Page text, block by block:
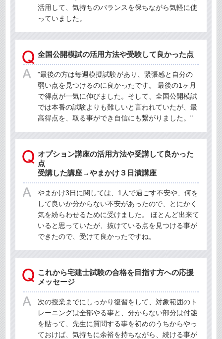
活用して、気持ちのバランスを保ちながら気軽に使
っていました。
全国公開模試の活用方法や受験して良かった点
"最後の方は毎週模擬試験があり、緊張感と自分の
弱い点を見つけるのに良かったです。 最後の1ヶ月
で得点が一気に伸びました。そして、全国公開模試
では本番の試験よりも難しいと言われていたが、最
高得点を、取る事ができ自信にも繋がりました。"
オプション講座の活用方法や受講して良かった
点
受講した講座→やまかけ３日漬講座
やまかけ3日に関しては、1人で過ごす不安や、何を
して良いか分からない不安があったので、とにかく
気を紛らわせるために受けました。 ほとんど出来て
いると思っていたが、抜けている点を見つける事が
できたので、受けて良かったですね。
これから宅建士試験の合格を目指す方への応援
メッセージ
次の授業までにしっかり復習をして、対象範囲のト
レーニングは全部やる事と、分からない部分は付箋
を貼って、先生に質問する事を初めのうちからやっ
ておけば、気持ちに余裕を持ちながら、続ける事が